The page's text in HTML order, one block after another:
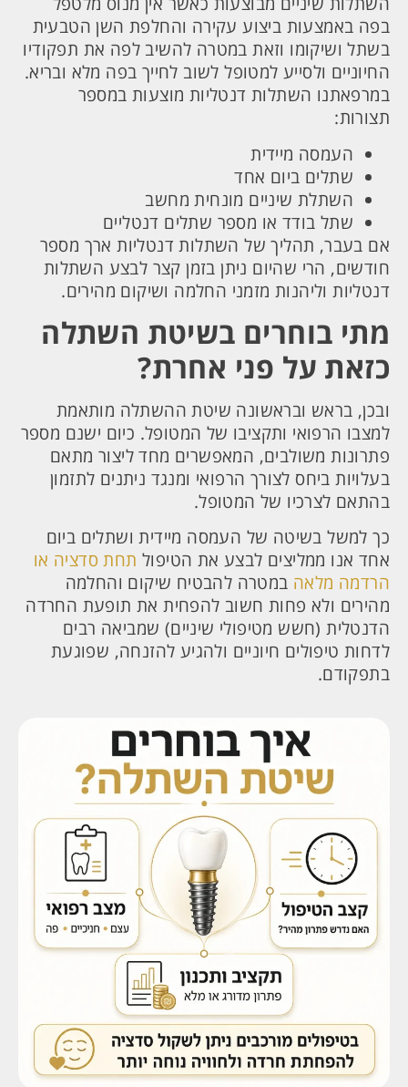
בפה באמצעות ביצוע עקירה והחלפת השן הטבעית
בשתל ושיקומו וזאת במטרה להשיב לפה את תפקודיו
החיוניים ולסייע למטופל לשוב לחייך בפה מלא ובריא.
במרפאתנו השתלות דנטליות מוצעות במספר
תצורות:
העמסה מיידית
שתלים ביום אחד
השתלת שיניים מונחית מחשב
שתל בודד או מספר שתלים דנטליים
אם בעבר, תהליך של השתלות דנטליות ארך מספר
חודשים, הרי שהיום ניתן בזמן קצר לבצע השתלות
דנטליות וליהנות מזמני החלמה ושיקום מהירים.
מתי בוחרים בשיטת השתלה
כזאת על פני אחרת?
ובכן, בראש ובראשונה שיטת ההשתלה מותאמת
למצבו הרפואי ותקציבו של המטופל. כיום ישנם מספר
פתרונות משולבים, המאפשרים מחד ליצור מתאם
בעלויות ביחס לצורך הרפואי ומנגד ניתנים לתזמון
בהתאם לצרכיו של המטופל.
כך למשל בשיטה של העמסה מיידית ושתלים ביום
אחד אנו ממליצים לבצע את הטיפול תחת סדציה או
הרדמה מלאה במטרה להבטיח שיקום והחלמה
מהירים ולא פחות חשוב להפחית את תופעת החרדה
הדנטלית (חשש מטיפולי שיניים) שמביאה רבים
לדחות טיפולים חיוניים ולהגיע להזנחה, שפוגעת
בתפקודם.